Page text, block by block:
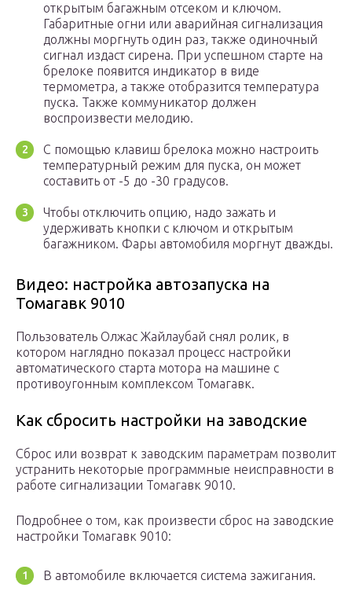
открытым багажным отсеком и ключом.
Габаритные огни или аварийная сигнализация
должны моргнуть один раз, также одиночный
сигнал издаст сирена. При успешном старте на
брелоке появится индикатор в виде
термометра, а также отобразится температура
пуска. Также коммуникатор должен
воспроизвести мелодию.
С помощью клавиш брелока можно настроить
температурный режим для пуска, он может
составить от -5 до -30 градусов.
Чтобы отключить опцию, надо зажать и
удерживать кнопки с ключом и открытым
багажником. Фары автомобиля моргнут дважды.
Видео: настройка автозапуска на
Томагавк 9010
Пользователь Олжас Жайлаубай снял ролик, в
котором наглядно показал процесс настройки
автоматического старта мотора на машине с
противоугонным комплексом Томагавк.
Как сбросить настройки на заводские
Сброс или возврат к заводским параметрам позволит
устранить некоторые программные неисправности в
работе сигнализации Томагавк 9010.
Подробнее о том, как произвести сброс на заводские
настройки Томагавк 9010:
В автомобиле включается система зажигания.